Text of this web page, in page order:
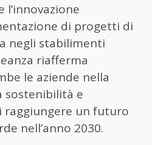
di progetti di
negli stabilimenti
riafferma
le aziende nella
sostenibilità e
raggiungere un futuro
nell’anno 2030.